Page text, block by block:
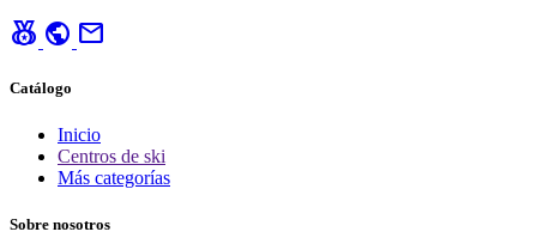
social_leaderboard public mail
Catálogo
Inicio
Centros de ski
Más categorías
Sobre nosotros